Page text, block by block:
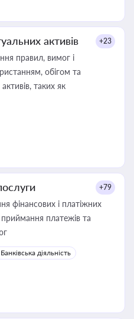
активів +23
правил, вимог і
обігом та
таких як
+79
фінансових і платіжних
Банківська діяльність